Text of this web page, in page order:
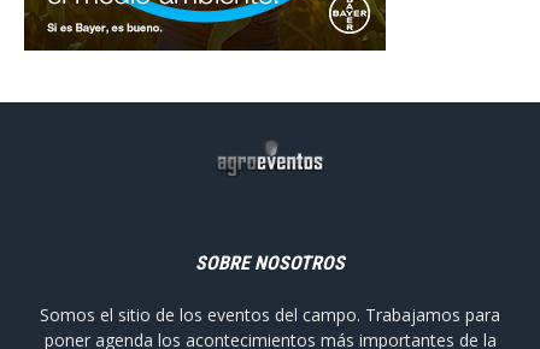
SOBRE NOSOTROS
Somos el sitio de los eventos del campo. Trabajamos para
poner agenda los acontecimientos más importantes de la